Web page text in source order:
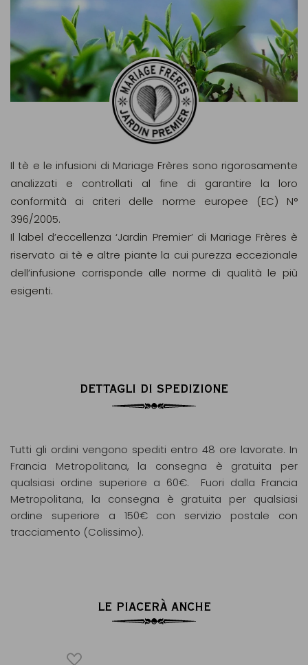
Il tè e le infusioni di Mariage Frères sono rigorosamente
analizzati e controllati al fine di garantire la loro
conformità ai criteri delle norme europee (EC) N°
396/2005.
Il label d’eccellenza ‘Jardin Premier’ di Mariage Frères è
riservato ai tè e altre piante la cui purezza eccezionale
dell’infusione corrisponde alle norme di qualità le più
esigenti.
DETTAGLI DI SPEDIZIONE
Tutti gli ordini vengono spediti entro 48 ore lavorate. In
Francia Metropolitana, la consegna è gratuita per
qualsiasi ordine superiore a 60€. Fuori dalla Francia
Metropolitana, la consegna è gratuita per qualsiasi
ordine superiore a 150€ con servizio postale con
tracciamento (Colissimo).
LE PIACERÀ ANCHE